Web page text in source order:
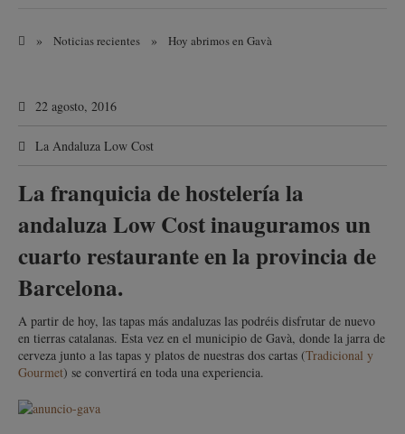
» Noticias recientes » Hoy abrimos en Gavà
22 agosto, 2016
La Andaluza Low Cost
La franquicia de hostelería la
andaluza Low Cost inauguramos un
cuarto restaurante en la provincia de
Barcelona.
A partir de hoy, las tapas más andaluzas las podréis disfrutar de nuevo
en tierras catalanas. Esta vez en el municipio de Gavà, donde la jarra de
cerveza junto a las tapas y platos de nuestras dos cartas (Tradicional y
Gourmet) se convertirá en toda una experiencia.